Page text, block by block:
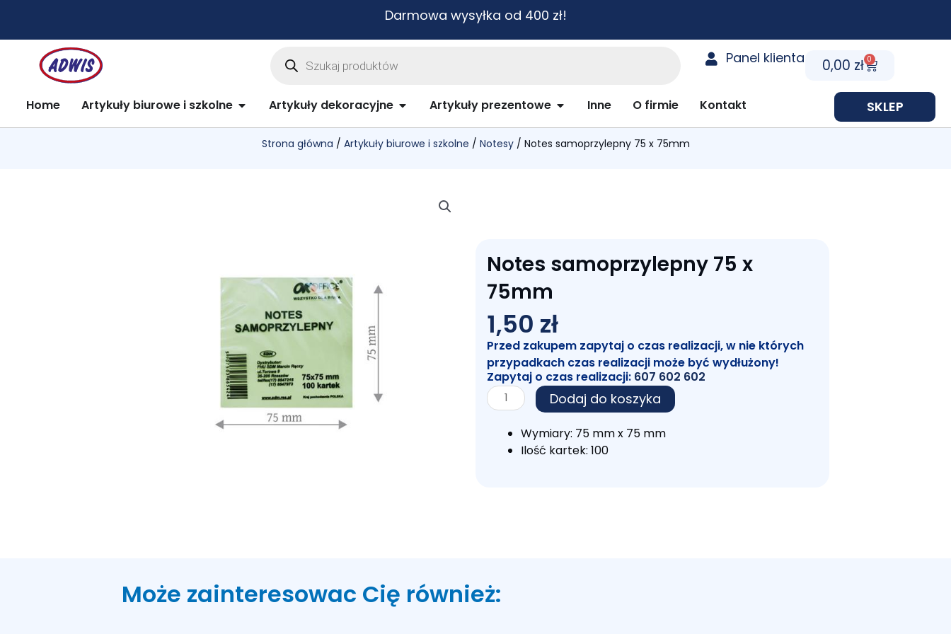
treści
Darmowa wysyłka od 400 zł!
Wyszukiwarka
Panel klienta 0,00 zł 0
Cart
Home Artykuły biurowe i szkolne Open Artykuły biurowe i szkolne
Artykuły dekoracyjne Open Artykuły dekoracyjne
Artykuły prezentowe Open Artykuły prezentowe
Inne O firmie Kontakt SKLEP
Strona główna / Artykuły biurowe i szkolne / Notesy/ Notes samoprzylepny 75 x 75mm
Notes samoprzylepny 75 x
75mm
1,50 zł
Przed zakupem zapytaj o czas realizacji, w nie których
przypadkach czas realizacji może być wydłużony!
Zapytaj o czas realizacji: 607 602 602
ilość
Notes
samoprzylepny
Dodaj do koszyka
Wymiary: 75 mm x 75 mm
Ilość kartek: 100
Może zainteresowac Cię również: